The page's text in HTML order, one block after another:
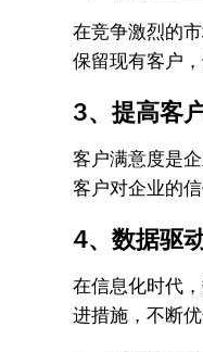
在竞争激烈的
保留现有客户
3、提高客
客户满意度是
客户对企业的
4、数据驱
在信息化时代
进措施，不断